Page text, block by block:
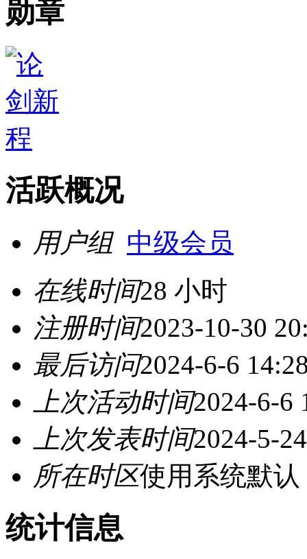
勋章
活跃概况
用户组 中级会员
在线时间28 小时
注册时间2023-10-30
最后访问2024-6-6
上次活动时间2024-6-6
上次发表时间2024-5-
所在时区使用系统默认
统计信息